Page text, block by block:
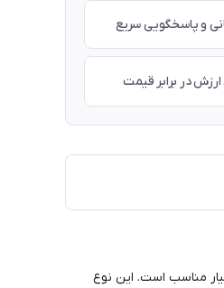
و پاسخگویی سریع
ارزش در برابر قیمت
مناسب است. این نوع